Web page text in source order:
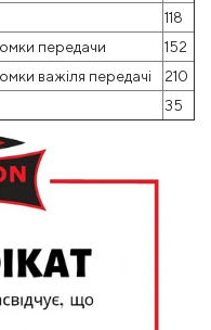
118
передачи
152
важіля передачі
210
35